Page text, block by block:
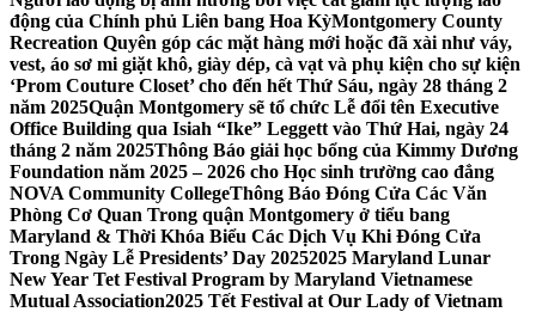
động của Chính phủ Liên bang Hoa KỳMontgomery County
Recreation Quyên góp các mặt hàng mới hoặc đã xài như váy,
vest, áo sơ mi giặt khô, giày dép, cà vạt và phụ kiện cho sự kiện
‘Prom Couture Closet’ cho đến hết Thứ Sáu, ngày 28 tháng 2
năm 2025Quận Montgomery sẽ tổ chức Lễ đổi tên Executive
Office Building qua Isiah “Ike” Leggett vào Thứ Hai, ngày 24
tháng 2 năm 2025Thông Báo giải học bổng của Kimmy Dương
Foundation năm 2025 – 2026 cho Học sinh trường cao đẳng
NOVA Community CollegeThông Báo Đóng Cửa Các Văn
Phòng Cơ Quan Trong quận Montgomery ở tiểu bang
Maryland & Thời Khóa Biểu Các Dịch Vụ Khi Đóng Cửa
Trong Ngày Lễ Presidents’ Day 20252025 Maryland Lunar
New Year Tet Festival Program by Maryland Vietnamese
Mutual Association2025 Tết Festival at Our Lady of Vietnam